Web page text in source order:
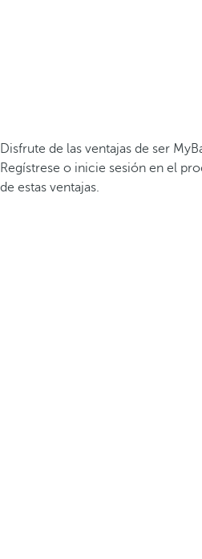
Disfrute de las ventajas de ser
Regístrese o inicie sesión en el
de estas ventajas.